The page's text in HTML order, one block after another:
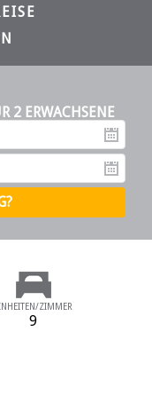
2 ERWACHSENE
ZIMMER
9